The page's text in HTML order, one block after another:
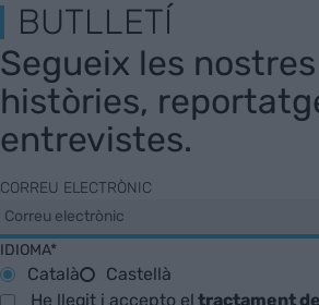
BUTLLETÍ
Segueix les
històries,
entrevistes.
CORREU ELECTRÒNIC
IDIOMA*
Català
Castellà
He llegit i accepto eltractament